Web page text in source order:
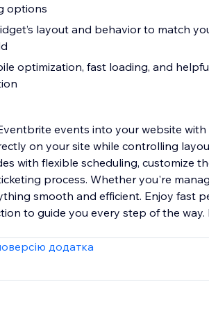
options
layout and behavior to match
optimization, fast loading, and
events into your website
on your site while controlling
with flexible scheduling, customize
process. Whether you're
smooth and efficient. Enjoy fast
to guide you every step of the
додатка